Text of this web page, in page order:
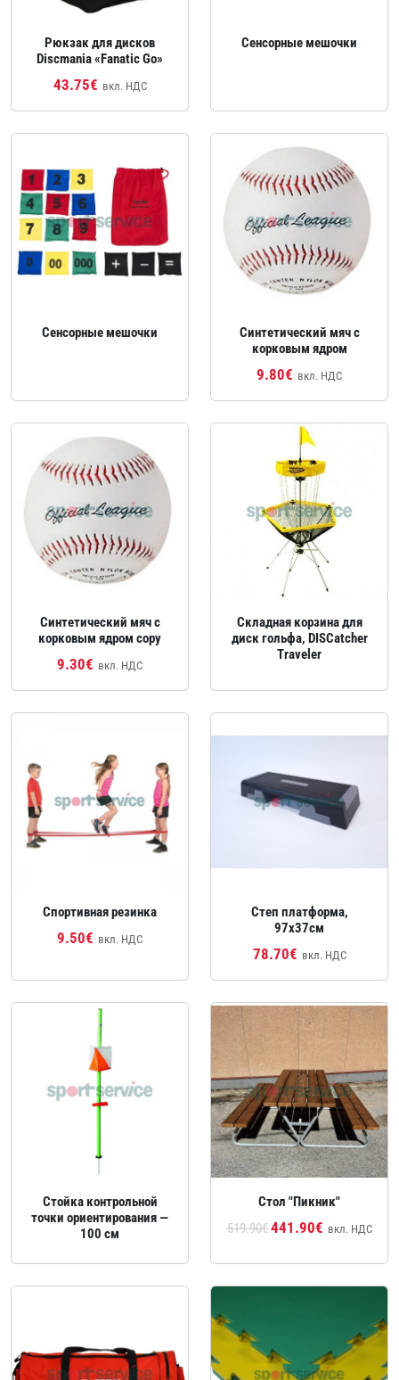
Рюкзак для дисков
Discmania «Fanatic Go»
43.75€ вкл. НДС
Сенсорные мешочки
Сенсорные мешочки
Синтетический мяч с
корковым ядром
9.80€ вкл. НДС
Синтетический мяч с
корковым ядром copy
9.30€ вкл. НДС
Складная корзина для
диск гольфа, DISCatcher
Traveler
Спортивная резинка
9.50€ вкл. НДС
Степ платформа,
97x37см
78.70€ вкл. НДС
Стойка контрольной
точки ориентирования —
100 см
Стол "Пикник"
519.90€441.90€ вкл. НДС